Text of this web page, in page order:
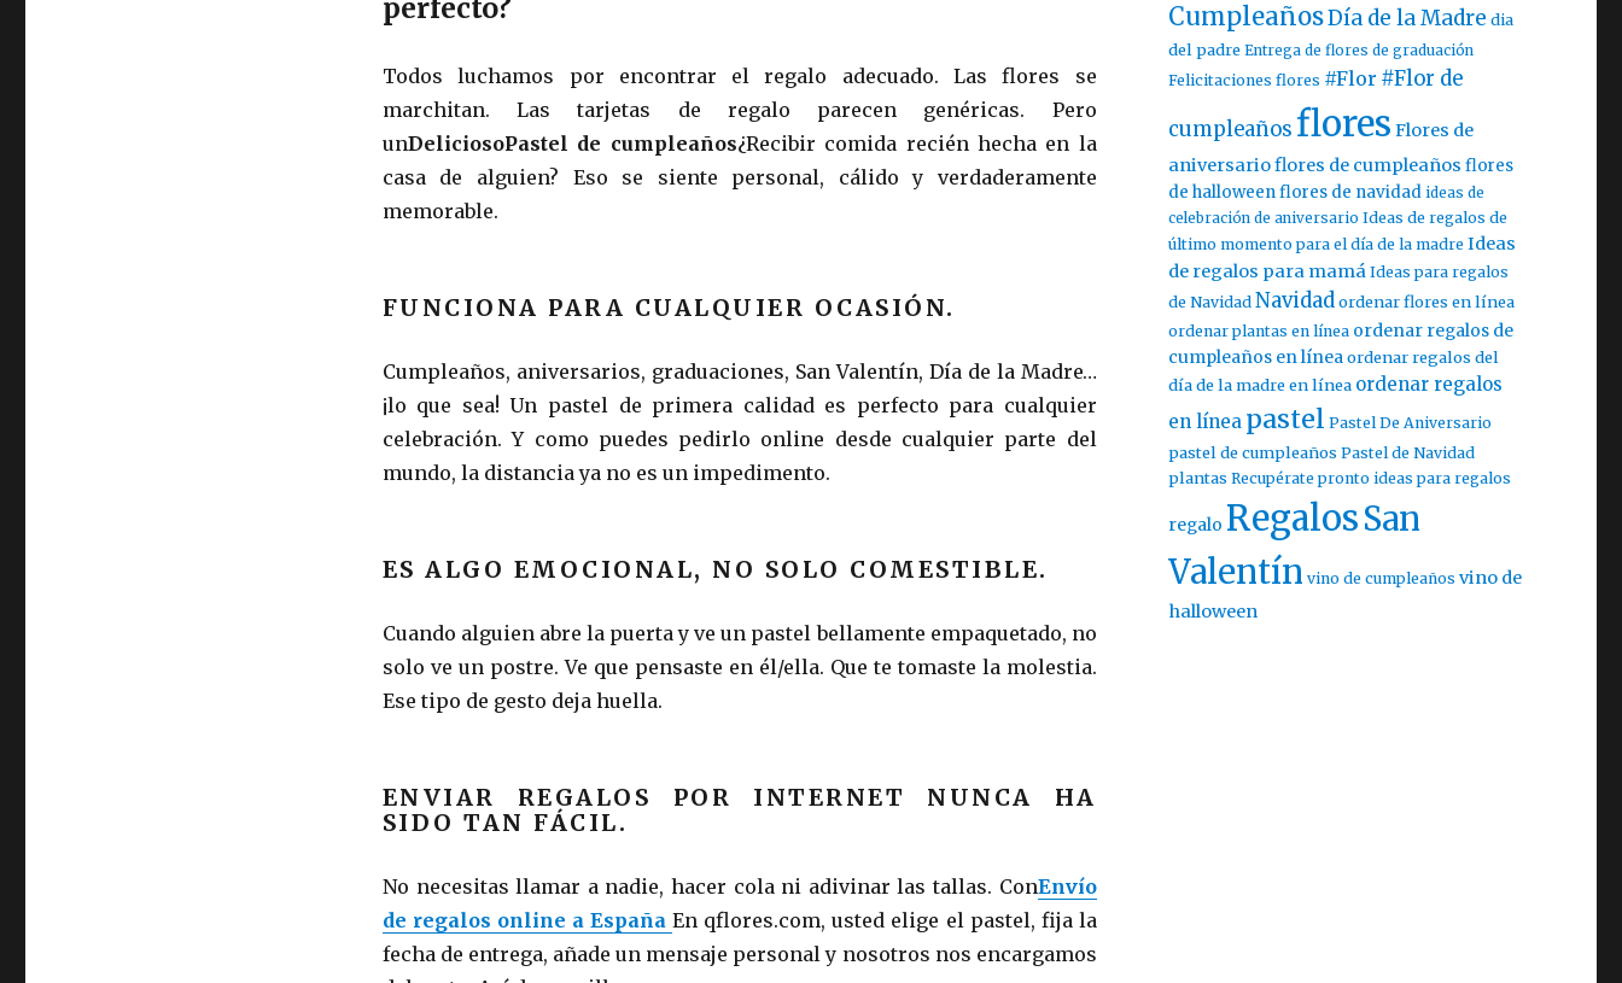
perfecto?
Todos luchamos por encontrar el regalo adecuado. Las flores se
marchitan. Las tarjetas de regalo parecen genéricas. Pero
unDeliciosoPastel de cumpleaños¿Recibir comida recién hecha en la
casa de alguien? Eso se siente personal, cálido y verdaderamente
memorable.
FUNCIONA PARA CUALQUIER OCASIÓN.
Cumpleaños, aniversarios, graduaciones, San Valentín, Día de la Madre…
¡lo que sea! Un pastel de primera calidad es perfecto para cualquier
celebración. Y como puedes pedirlo online desde cualquier parte del
mundo, la distancia ya no es un impedimento.
ES ALGO EMOCIONAL, NO SOLO COMESTIBLE.
Cuando alguien abre la puerta y ve un pastel bellamente empaquetado, no
solo ve un postre. Ve que pensaste en él/ella. Que te tomaste la molestia.
Ese tipo de gesto deja huella.
ENVIAR REGALOS POR INTERNET NUNCA HA
SIDO TAN FÁCIL.
No necesitas llamar a nadie, hacer cola ni adivinar las tallas. ConEnvío
de regalos online a España En qflores.com, usted elige el pastel, fija la
fecha de entrega, añade un mensaje personal y nosotros nos encargamos
CumpleañosDía de la Madre dia
del padre Entrega de flores de graduación
Felicitaciones flores #Flor #Flor de
cumpleañosflores Flores de
aniversarioflores de cumpleaños flores
de halloweenflores de navidad ideas de
celebración de aniversario Ideas de regalos de
último momento para el día de la madre Ideas
de regalos para mamá Ideas para regalos
de Navidad Navidadordenar flores en línea
ordenar plantas en línea ordenar regalos de
cumpleaños en línea ordenar regalos del
día de la madre en línea ordenar regalos
en línea pastel Pastel De Aniversario
pastel de cumpleaños Pastel de Navidad
plantas Recupérate pronto ideas para regalos
regalo RegalosSan
Valentín vino de cumpleaños vino de
halloween